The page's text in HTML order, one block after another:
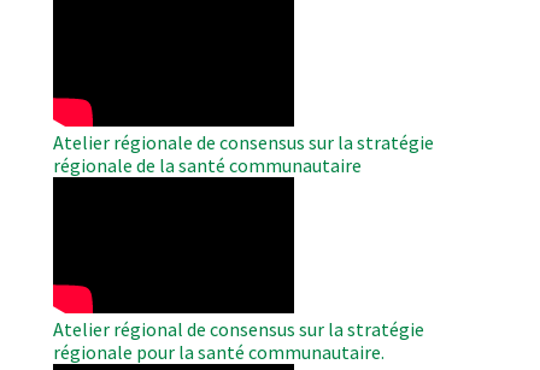
Atelier régionale de consensus sur la stratégie
régionale de la santé communautaire
Atelier régional de consensus sur la stratégie
régionale pour la santé communautaire.